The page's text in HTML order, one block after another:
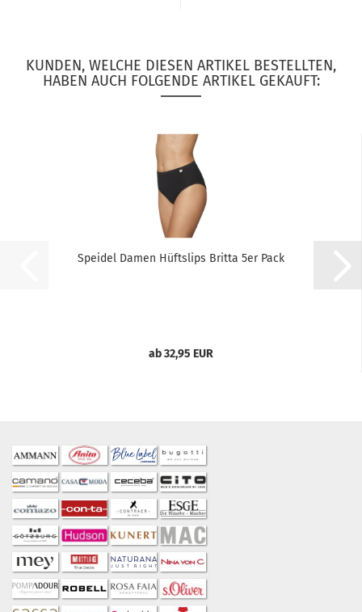
KUNDEN, WELCHE DIESEN ARTIKEL BESTELLTEN,
HABEN AUCH FOLGENDE ARTIKEL GEKAUFT:
Speidel Damen Hüftslips Britta 5er Pack
ab 32,95 EUR